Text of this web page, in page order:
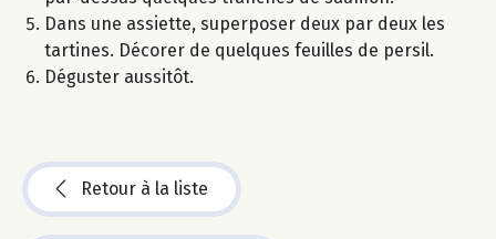
Dans une assiette, superposer deux par deux les
tartines. Décorer de quelques feuilles de persil.
Déguster aussitôt.
Retour à la liste